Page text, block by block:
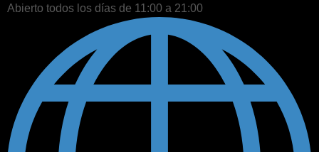
Abierto todos los días de 11:00 a 21:00